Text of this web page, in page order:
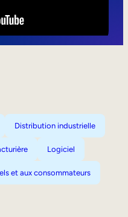
Distribution industrielle
Logiciel
et aux consommateurs